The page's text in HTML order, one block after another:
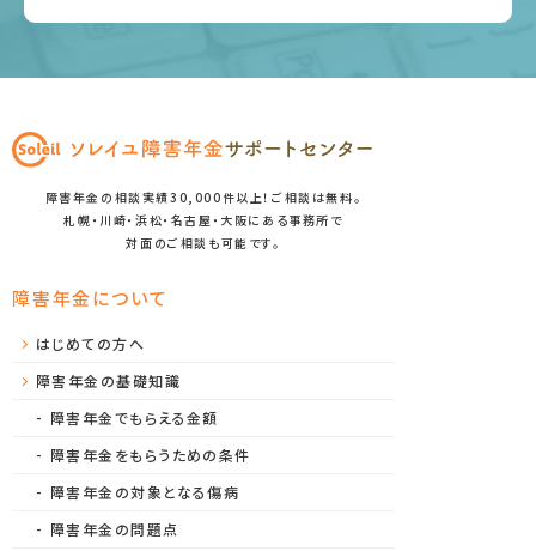
障害年金の相談実績30,000件以上！ご相談は無料。
札幌・川崎・浜松・名古屋・大阪にある事務所で
対面のご相談も可能です。
障害年金について
はじめての方へ
障害年金の基礎知識
障害年金でもらえる金額
障害年金をもらうための条件
障害年金の対象となる傷病
障害年金の問題点